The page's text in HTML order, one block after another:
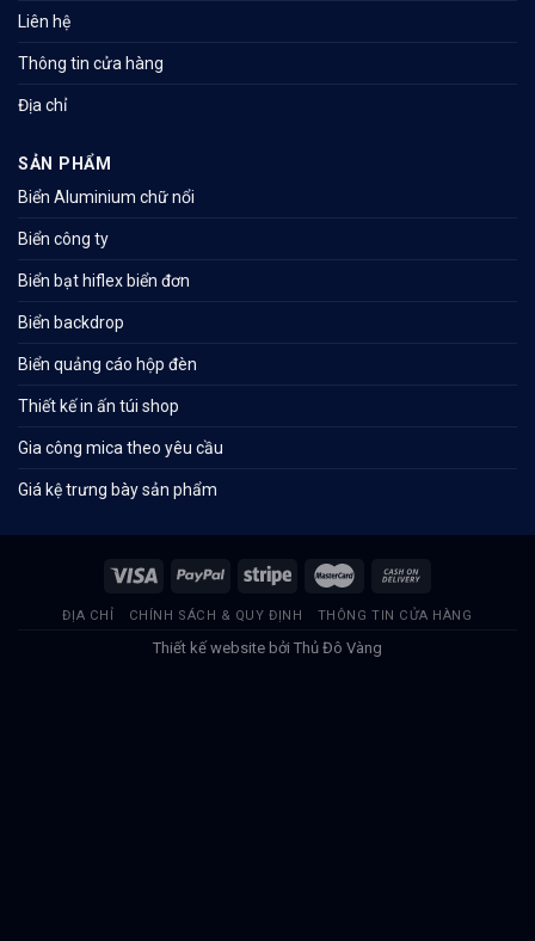
Liên hệ
Thông tin cửa hàng
Địa chỉ
SẢN PHẨM
Biển Aluminium chữ nổi
Biển công ty
Biển bạt hiflex biển đơn
Biển backdrop
Biển quảng cáo hộp đèn
Thiết kế in ấn túi shop
Gia công mica theo yêu cầu
Giá kệ trưng bày sản phẩm
ĐỊA CHỈ CHÍNH SÁCH & QUY ĐỊNH THÔNG TIN CỬA HÀNG
Thiết kế website bởi Thủ Đô Vàng